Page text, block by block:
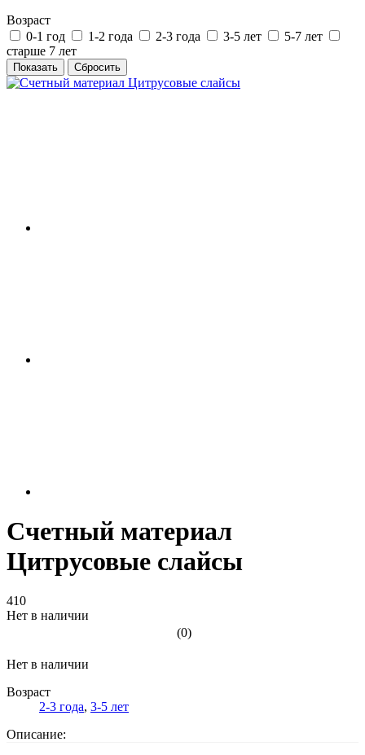
Возраст
0-1 год
1-2 года 2-3 года 3-5 лет
5-7 лет
старше 7 лет
Счетный материал
Цитрусовые слайсы
410
Нет в наличии
(0)
Нет в наличии
Возраст
2-3 года, 3-5 лет
Описание: